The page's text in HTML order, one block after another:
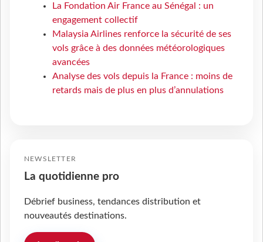
La Fondation Air France au Sénégal : un
engagement collectif
Malaysia Airlines renforce la sécurité de ses
vols grâce à des données météorologiques
avancées
Analyse des vols depuis la France : moins de
retards mais de plus en plus d’annulations
NEWSLETTER
La quotidienne pro
Débrief business, tendances distribution et
nouveautés destinations.